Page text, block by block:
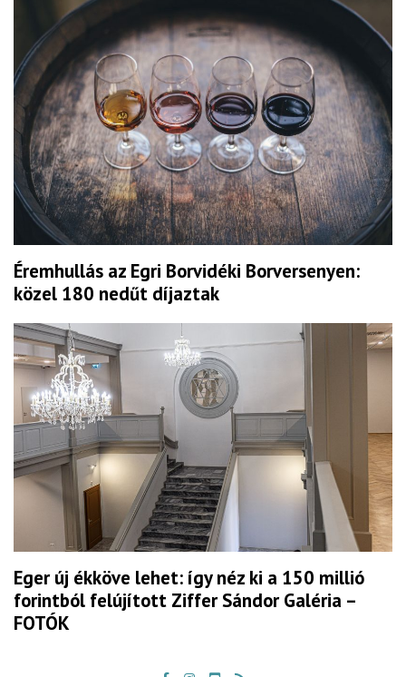
Éremhullás az Egri Borvidéki Borversenyen:
közel 180 nedűt díjaztak
Eger új ékköve lehet: így néz ki a 150 millió
forintból felújított Ziffer Sándor Galéria –
FOTÓK